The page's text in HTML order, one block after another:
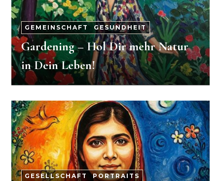
GEMEINSCHAFT - GESUNDHEIT
Gardening – Hol Dir mehr Natur
in Dein Leben!
GESELLSCHAFT -PORTRAITS